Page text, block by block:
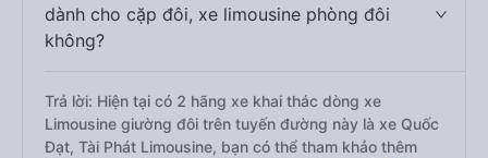
dành cho cặp đôi, xe limousine phòng đôi
không?
Trả lời: Hiện tại có 2 hãng xe khai thác dòng xe
Limousine giường đôi trên tuyến đường này là xe Quốc
Đạt, Tài Phát Limousine, bạn có thể tham khảo thêm